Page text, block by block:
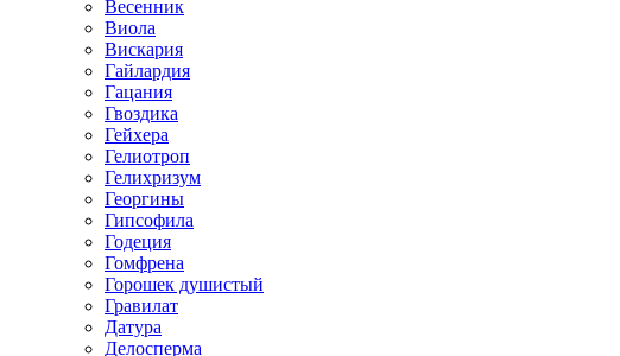
Весенник
Виола
Вискария
Гайлардия
Гацания
Гвоздика
Гейхера
Гелиотроп
Гелихризум
Георгины
Гипсофила
Годеция
Гомфрена
Горошек душистый
Гравилат
Датура
Делосперма